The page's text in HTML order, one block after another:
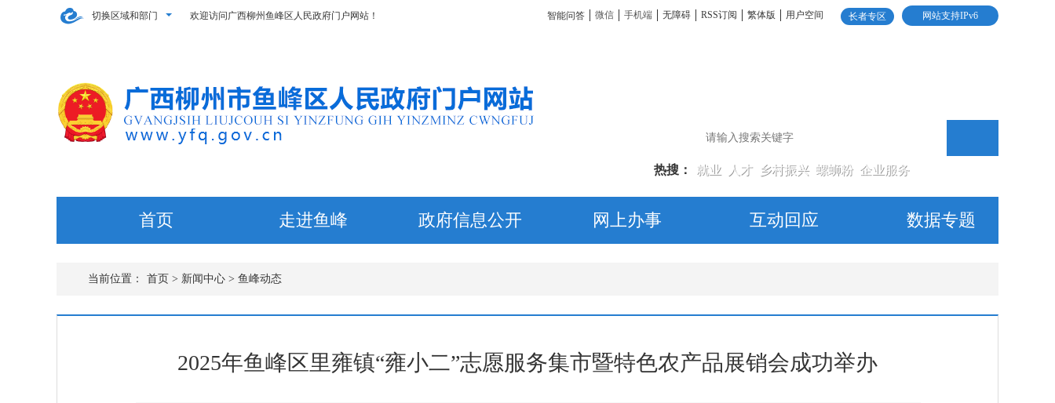
切换区域和部门 网站支持IPv6
长者专区
智能问答 微信 手机端 无障碍 RSS订阅 繁体版 用户空间
欢迎访问广西柳州鱼峰区人民政府门户网站！
热搜： 就业 人才 乡村振兴 螺蛳粉 企业服务
首页 走进鱼峰 政府信息公开 网上办事 互动回应 数据专题
当前位置： 首页 > 新闻中心 > 鱼峰动态
2025年鱼峰区里雍镇“雍小二”志愿服务集市暨特色农产品展销会成功举办